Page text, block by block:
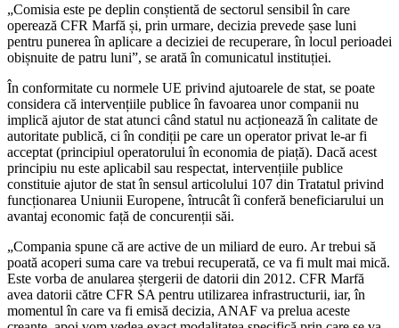
„Comisia este pe deplin conștientă de sectorul sensibil în care
operează CFR Marfă și, prin urmare, decizia prevede șase luni
pentru punerea în aplicare a deciziei de recuperare, în locul perioadei
obișnuite de patru luni”, se arată în comunicatul instituției.
În conformitate cu normele UE privind ajutoarele de stat, se poate
considera că intervențiile publice în favoarea unor companii nu
implică ajutor de stat atunci când statul nu acționează în calitate de
autoritate publică, ci în condiții pe care un operator privat le-ar fi
acceptat (principiul operatorului în economia de piață). Dacă acest
principiu nu este aplicabil sau respectat, intervențiile publice
constituie ajutor de stat în sensul articolului 107 din Tratatul privind
funcționarea Uniunii Europene, întrucât îi conferă beneficiarului un
avantaj economic față de concurenții săi.
„Compania spune că are active de un miliard de euro. Ar trebui să
poată acoperi suma care va trebui recuperată, ce va fi mult mai mică.
Este vorba de anularea ștergerii de datorii din 2012. CFR Marfă
avea datorii către CFR SA pentru utilizarea infrastructurii, iar, în
momentul în care va fi emisă decizia, ANAF va prelua aceste